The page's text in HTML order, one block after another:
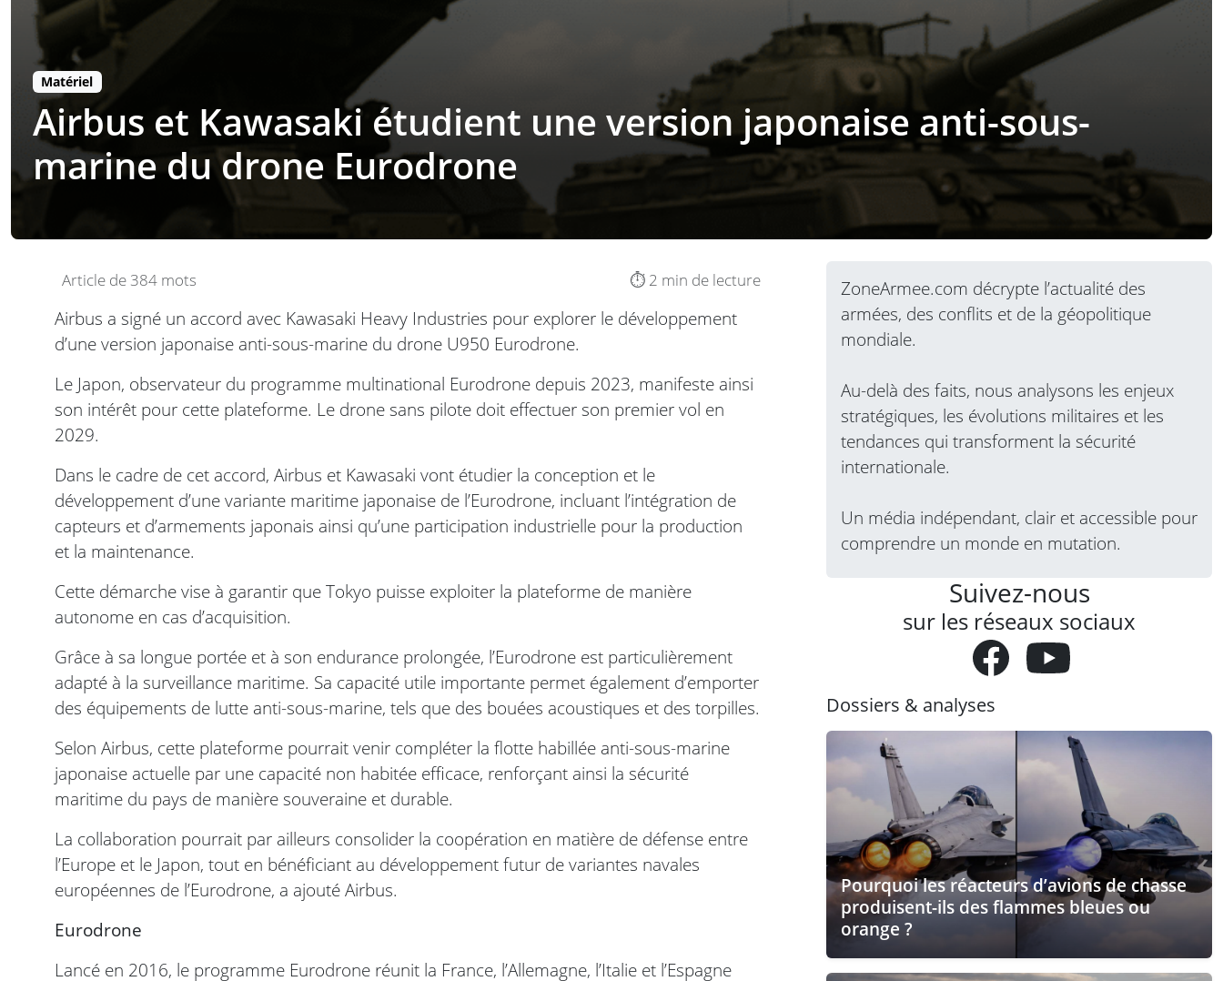
Matériel
Airbus et Kawasaki étudient une version japonaise anti-sous-
marine du drone Eurodrone
Article de 384 mots ⏱️ 2 min de lecture
Airbus a signé un accord avec Kawasaki Heavy Industries pour explorer le développement
d’une version japonaise anti-sous-marine du drone U950 Eurodrone.
Le Japon, observateur du programme multinational Eurodrone depuis 2023, manifeste ainsi
son intérêt pour cette plateforme. Le drone sans pilote doit effectuer son premier vol en
2029.
Dans le cadre de cet accord, Airbus et Kawasaki vont étudier la conception et le
développement d’une variante maritime japonaise de l’Eurodrone, incluant l’intégration de
capteurs et d’armements japonais ainsi qu’une participation industrielle pour la production
et la maintenance.
Cette démarche vise à garantir que Tokyo puisse exploiter la plateforme de manière
autonome en cas d’acquisition.
Grâce à sa longue portée et à son endurance prolongée, l’Eurodrone est particulièrement
adapté à la surveillance maritime. Sa capacité utile importante permet également d’emporter
des équipements de lutte anti-sous-marine, tels que des bouées acoustiques et des torpilles.
Selon Airbus, cette plateforme pourrait venir compléter la flotte habillée anti-sous-marine
japonaise actuelle par une capacité non habitée efficace, renforçant ainsi la sécurité
maritime du pays de manière souveraine et durable.
La collaboration pourrait par ailleurs consolider la coopération en matière de défense entre
l’Europe et le Japon, tout en bénéficiant au développement futur de variantes navales
européennes de l’Eurodrone, a ajouté Airbus.
Eurodrone
Lancé en 2016, le programme Eurodrone réunit la France, l’Allemagne, l’Italie et l’Espagne
ZoneArmee.com décrypte l’actualité des
armées, des conflits et de la géopolitique
mondiale.
Au-delà des faits, nous analysons les enjeux
stratégiques, les évolutions militaires et les
tendances qui transforment la sécurité
internationale.
Un média indépendant, clair et accessible pour
comprendre un monde en mutation.
Suivez-nous
sur les réseaux sociaux
Dossiers & analyses
Pourquoi les réacteurs d’avions de chasse
produisent-ils des flammes bleues ou
orange ?